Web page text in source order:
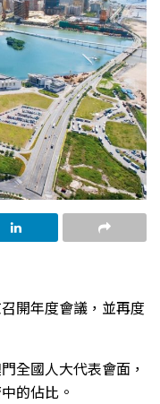
開年度會議，並再度
全國人大代表會面，
的佔比。